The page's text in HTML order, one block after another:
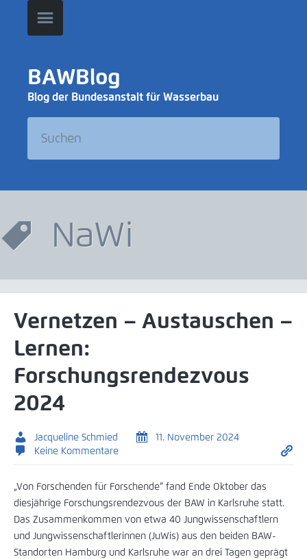
BAWBlog
Blog der Bundesanstalt für Wasserbau
NaWi
Vernetzen – Austauschen –
Lernen:
Forschungsrendezvous
2024
Jacqueline Schmied
11. November 2024
Keine Kommentare
„Von Forschenden für Forschende“ fand Ende Oktober das
diesjährige Forschungsrendezvous der BAW in Karlsruhe statt.
Das Zusammenkommen von etwa 40 Jungwissenschaftlern
und Jungwissenschaftlerinnen (JuWis) aus den beiden BAW-
Standorten Hamburg und Karlsruhe war an drei Tagen geprägt